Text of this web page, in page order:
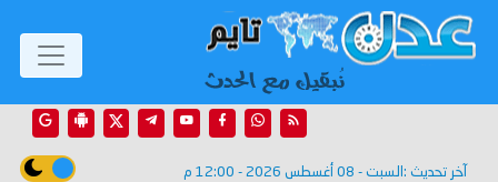
آخر تحديث : السبت - 08 أغسطس 2026 - 12:00 م